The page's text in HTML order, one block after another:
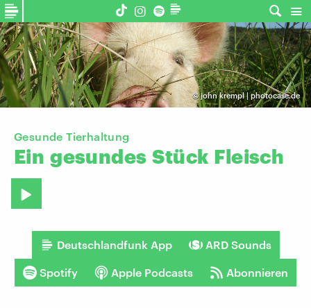
©john krempl | photocase.de
Gesunde Tierhaltung
Ein gesundes Stück Fleisch
Deutschlandfunk App ARD Sounds
Spotify Apple Podcasts Abonnieren